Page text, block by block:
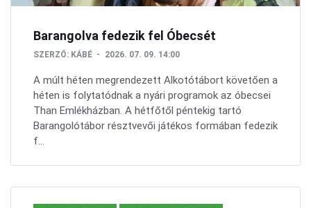
Barangolva fedezik fel Óbecsét
SZERZŐ: KÁBÉ 2026. 07. 09. 14:00
A múlt héten megrendezett Alkotótábort követően a
héten is folytatódnak a nyári programok az óbecsei
Than Emlékházban. A hétfőtől péntekig tartó
Barangolótábor résztvevői játékos formában fedezik
f...